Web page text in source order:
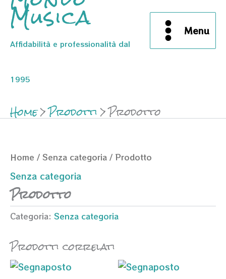
Musica
Affidabilità e professionalità dal
1995
Menu
Home Prodotti Prodotto
Home / Senza categoria / Prodotto
Senza categoria
Prodotto
Categoria: Senza categoria
Prodotti correlati